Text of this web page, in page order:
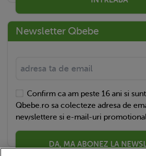
Newsletter Qbebe
Confirm ca am peste 16 ani si
Qbebe.ro sa colecteze adresa de
newslettere si e-mail-uri
DA, MA ABONEZ LA